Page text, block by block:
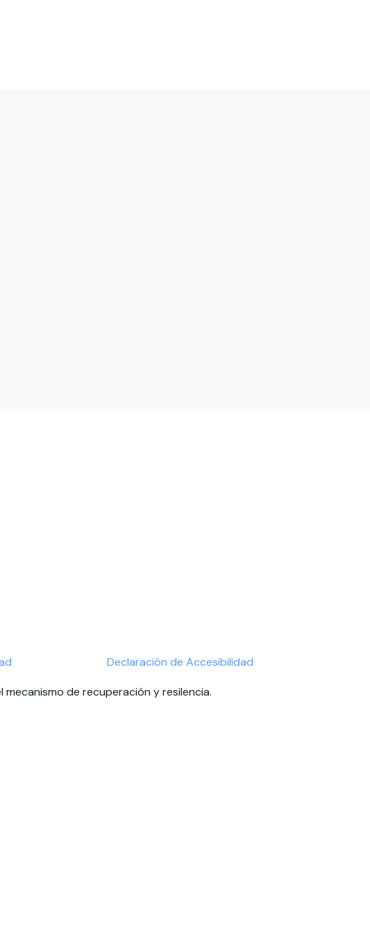
Declaración de Accesibilidad
de recuperación y resilencia.